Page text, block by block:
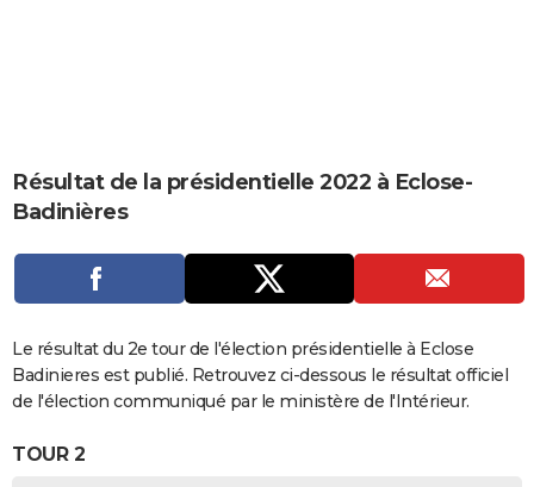
CARTE DE VOEUX
Carte de Noël
Carte Bonne année
Carte Saint-Valentin
Carte Pâques
Carte d'anniversaire
DICTIONNAIRE
Dictionnaire
Biographies
Expressions
Proverbes
PROGRAMME TV
S'inscrire
Se connecter
Lycées
Collèges
Primaires
Universités
Entreprises
Service militaire
Avis de recherche
AVIS DE DÉCÈS
Bricolage
Lifestyle
Culture
Sport
Auto
Television
Voyage
Cinema
Résultat de la présidentielle 2022 à Eclose-
Badinières
Le résultat du 2e tour de l'élection présidentielle à Eclose
Badinieres est publié. Retrouvez ci-dessous le résultat officiel
de l'élection communiqué par le ministère de l'Intérieur.
TOUR 2